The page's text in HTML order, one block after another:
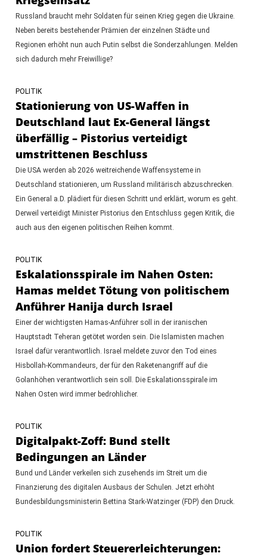
Russland braucht mehr Soldaten für seinen Krieg gegen die Ukraine.
Neben bereits bestehender Prämien der einzelnen Städte und
Regionen erhöht nun auch Putin selbst die Sonderzahlungen. Melden
sich dadurch mehr Freiwillige?
POLITIK
Stationierung von US-Waffen in
Deutschland laut Ex-General längst
überfällig – Pistorius verteidigt
umstrittenen Beschluss
Die USA werden ab 2026 weitreichende Waffensysteme in
Deutschland stationieren, um Russland militärisch abzuschrecken.
Ein General a.D. plädiert für diesen Schritt und erklärt, worum es geht.
Derweil verteidigt Minister Pistorius den Entschluss gegen Kritik, die
auch aus den eigenen politischen Reihen kommt.
POLITIK
Eskalationsspirale im Nahen Osten:
Hamas meldet Tötung von politischem
Anführer Hanija durch Israel
Einer der wichtigsten Hamas-Anführer soll in der iranischen
Hauptstadt Teheran getötet worden sein. Die Islamisten machen
Israel dafür verantwortlich. Israel meldete zuvor den Tod eines
Hisbollah-Kommandeurs, der für den Raketenangriff auf die
Golanhöhen verantwortlich sein soll. Die Eskalationsspirale im
Nahen Osten wird immer bedrohlicher.
POLITIK
Digitalpakt-Zoff: Bund stellt
Bedingungen an Länder
Bund und Länder verkeilen sich zusehends im Streit um die
Finanzierung des digitalen Ausbaus der Schulen. Jetzt erhöht
Bundesbildungsministerin Bettina Stark-Watzinger (FDP) den Druck.
POLITIK
Union fordert Steuererleichterungen: